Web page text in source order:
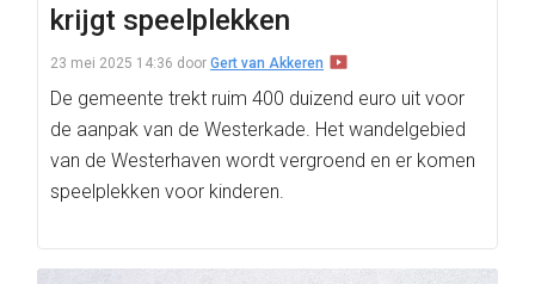
krijgt speelplekken
23 mei 2025 14:36 door Gert van Akkeren
De gemeente trekt ruim 400 duizend euro uit voor
de aanpak van de Westerkade. Het wandelgebied
van de Westerhaven wordt vergroend en er komen
speelplekken voor kinderen.